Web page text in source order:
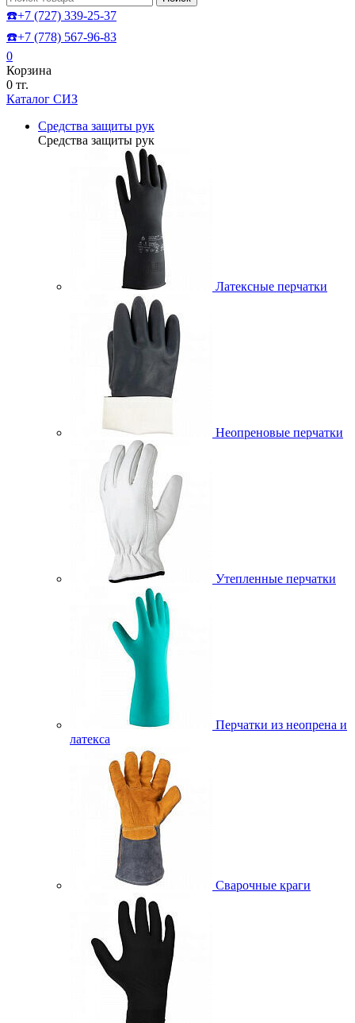
☎️+7 (727) 339-25-37
☎️+7 (778) 567-96-83
0
Корзина
0 тг.
Каталог СИЗ
Средства защиты рук
Средства защиты рук
Латексные перчатки
Неопреновые перчатки
Утепленные перчатки
Перчатки из неопрена и
латекса
Сварочные краги